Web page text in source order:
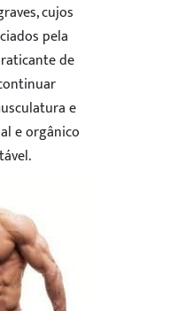
cujos
pela
de
e
e orgânico